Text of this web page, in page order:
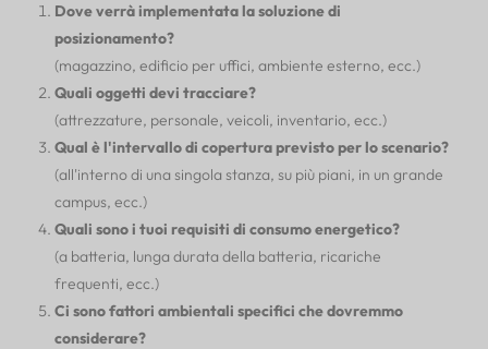
Dove verrà implementata la soluzione di
posizionamento?
(magazzino, edificio per uffici, ambiente esterno, ecc.)
Quali oggetti devi tracciare?
(attrezzature, personale, veicoli, inventario, ecc.)
Qual è l'intervallo di copertura previsto per lo scenario?
(all'interno di una singola stanza, su più piani, in un grande
campus, ecc.)
Quali sono i tuoi requisiti di consumo energetico?
(a batteria, lunga durata della batteria, ricariche
frequenti, ecc.)
Ci sono fattori ambientali specifici che dovremmo
considerare?